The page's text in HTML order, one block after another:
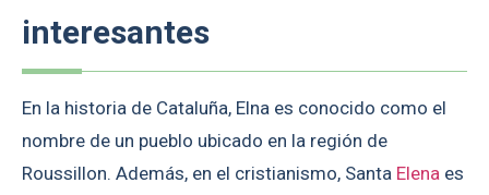
interesantes
En la historia de Cataluña, Elna es conocido como el
nombre de un pueblo ubicado en la región de
Roussillon. Además, en el cristianismo, Santa Elena es